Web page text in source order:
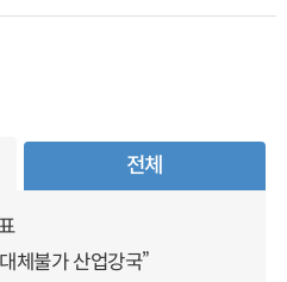
전체
체불가 산업강국”